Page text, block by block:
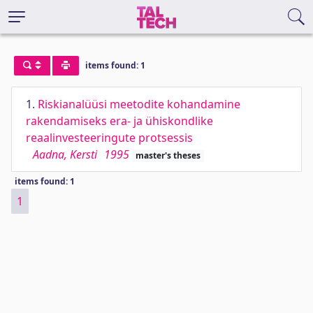
items found: 1
1. Riskianalüüsi meetodite kohandamine
rakendamiseks era- ja ühiskondlike
reaalinvesteeringute protsessis
Aadna, Kersti 1995 master's theses
items found: 1
1